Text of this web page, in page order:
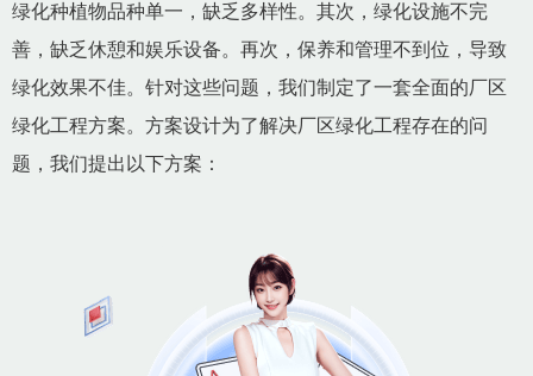
绿化种植物品种单一，缺乏多样性。其次，绿化设施不完
善，缺乏休憩和娱乐设备。再次，保养和管理不到位，导致
绿化效果不佳。针对这些问题，我们制定了一套全面的厂区
绿化工程方案。方案设计为了解决厂区绿化工程存在的问
题，我们提出以下方案：